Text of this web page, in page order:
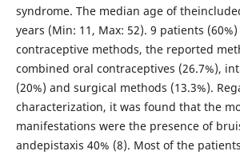
syndrome. The median age of
years (Min: 11, Max: 52). 9 patients
contraceptive methods, the reported
combined oral contraceptives (26.7%),
(20%) and surgical methods (13.3%).
characterization, it was found that the
manifestations were the presence of
andepistaxis 40% (8). Most of the